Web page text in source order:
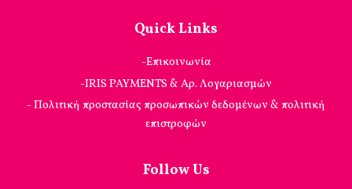
Quick Links
-Επικοινωνία
-IRIS PAYMENTS & Αρ. Λογαριασμών
- Πολιτική προστασίας προσωπικών δεδομένων & πολιτική
επιστροφών
Follow Us